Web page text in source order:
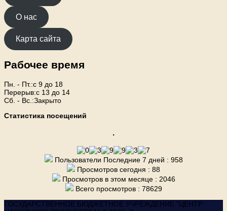
О нас
Карта сайта
Рабочее время
Пн. - Пт.:с 9 до 18
Перерыв:с 13 до 14
Сб. - Вс.:Закрыто
Статистика посещений
.
Пользователи Последние 7 дней : 958
Просмотров сегодня : 88
Просмотров в этом месяце : 2046
Всего просмотров : 78629
ГОСУДАРСТВЕННОЕ БЮДЖЕТНОЕ УЧРЕЖДЕНИЕ "ЦЕНТР